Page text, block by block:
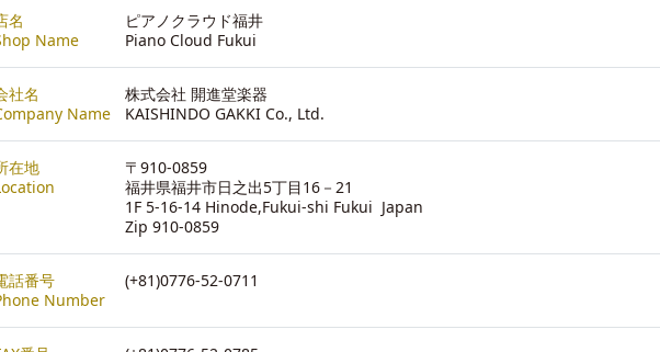
名
Name
ピアノクラウド福井
Piano Cloud Fukui
社名
Name
株式会社 開進堂楽器
KAISHINDO GAKKI Co., Ltd.
在地
〒910-0859
福井県福井市日之出5丁目16－21
1F 5-16-14 Hinode,Fukui-shi Fukui Japan
Zip 910-0859
話番号
Number
(+81)0776-52-0711